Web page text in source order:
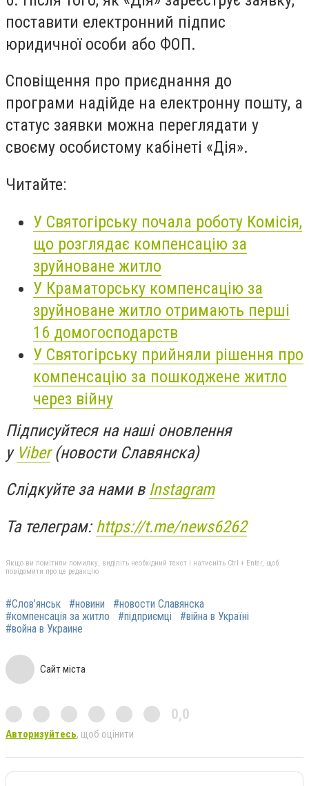
поставити електронний підпис
юридичної особи або ФОП.
Сповіщення про приєднання до
програми надійде на електронну пошту, а
статус заявки можна переглядати у
своєму особистому кабінеті «Дія».
Читайте:
У Святогірську почала роботу Комісія,
що розглядає компенсацію за
зруйноване житло
У Краматорську компенсацію за
зруйноване житло отримають перші
16 домогосподарств
У Святогірську прийняли рішення про
компенсацію за пошкоджене житло
через війну
Підписуйтеся на наші оновлення
у Viber(новости Славянска)
Слідкуйте за нами в Instagram
Та телеграм:https://t.me/news6262
Якщо ви помітили помилку, виділіть необхідний текст і натисніть Ctrl + Enter, щоб
повідомити про це редакцію
#Слов’янськ #новини
#новости Славянска
#компенсація за житло
#підприємці
#війна в Україні
#война в Украине
Сайт міста
0,0
Авторизуйтесь, щоб оцінити